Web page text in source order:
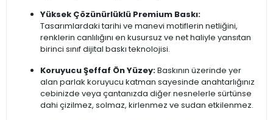
Yüksek Çözünürlüklü Premium Baskı:
Tasarımlardaki tarihi ve manevi motiflerin netliğini,
renklerin canlılığını en kusursuz ve net haliyle yansıtan
birinci sınıf dijital baskı teknolojisi.
Koruyucu Şeffaf Ön Yüzey:Baskının üzerinde yer
alan parlak koruyucu katman sayesinde anahtarlığınız
cebinizde veya çantanızda diğer nesnelerle sürtünse
dahi çizilmez, solmaz, kirlenmez ve sudan etkilenmez.